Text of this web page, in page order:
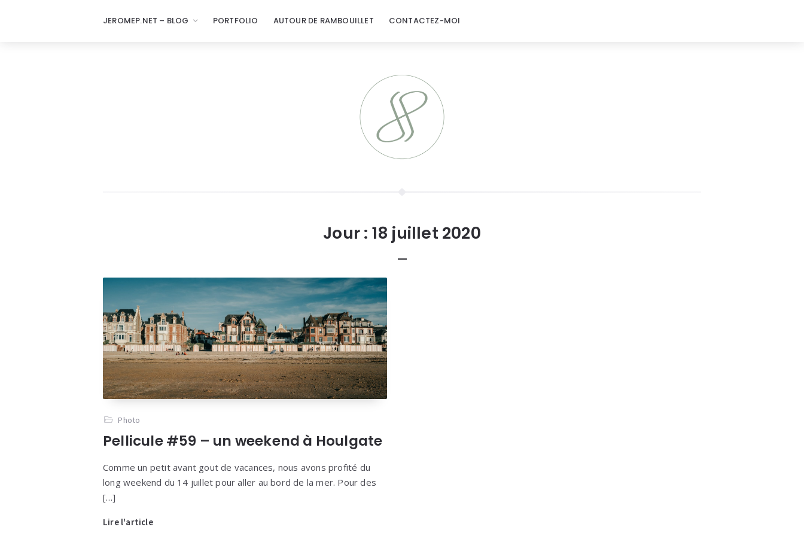
JEROMEP.NET – BLOG PORTFOLIO AUTOUR DE RAMBOUILLET CONTACTEZ-MOI
Jour : 18 juillet 2020
Photo
Pellicule #59 – un weekend à Houlgate
Comme un petit avant gout de vacances, nous avons profité du
long weekend du 14 juillet pour aller au bord de la mer. Pour des
[…]
Lire l'article